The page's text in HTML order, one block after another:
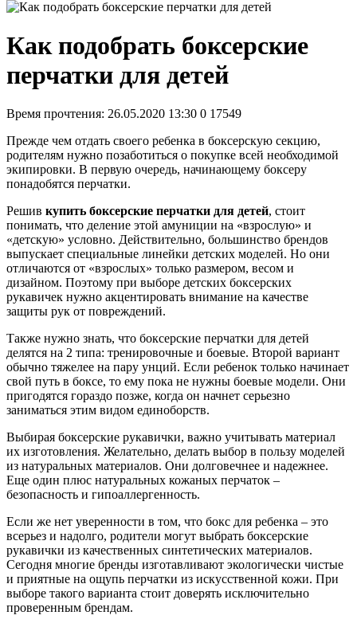
Как подобрать боксерские
перчатки для детей
Время прочтения: 26.05.2020 13:30 0 17549
Прежде чем отдать своего ребенка в боксерскую секцию,
родителям нужно позаботиться о покупке всей необходимой
экипировки. В первую очередь, начинающему боксеру
понадобятся перчатки.
Решив купить боксерские перчатки для детей, стоит
понимать, что деление этой амуниции на «взрослую» и
«детскую» условно. Действительно, большинство брендов
выпускает специальные линейки детских моделей. Но они
отличаются от «взрослых» только размером, весом и
дизайном. Поэтому при выборе детских боксерских
рукавичек нужно акцентировать внимание на качестве
защиты рук от повреждений.
Также нужно знать, что боксерские перчатки для детей
делятся на 2 типа: тренировочные и боевые. Второй вариант
обычно тяжелее на пару унций. Если ребенок только начинает
свой путь в боксе, то ему пока не нужны боевые модели. Они
пригодятся гораздо позже, когда он начнет серьезно
заниматься этим видом единоборств.
Выбирая боксерские рукавички, важно учитывать материал
их изготовления. Желательно, делать выбор в пользу моделей
из натуральных материалов. Они долговечнее и надежнее.
Еще один плюс натуральных кожаных перчаток –
безопасность и гипоаллергенность.
Если же нет уверенности в том, что бокс для ребенка – это
всерьез и надолго, родители могут выбрать боксерские
рукавички из качественных синтетических материалов.
Сегодня многие бренды изготавливают экологически чистые
и приятные на ощупь перчатки из искусственной кожи. При
выборе такого варианта стоит доверять исключительно
проверенным брендам.